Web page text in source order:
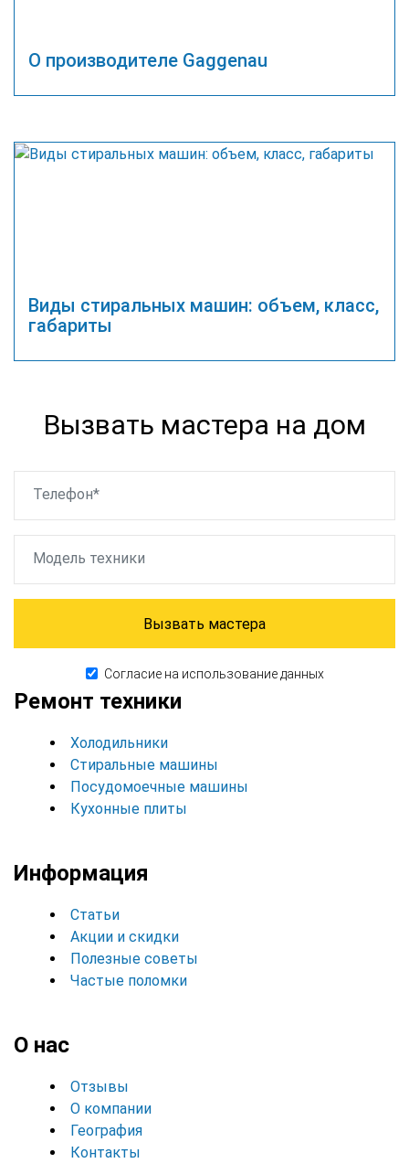
О производителе Gaggenau
Виды стиральных машин: объем, класс,
габариты
Вызвать мастера на дом
Вызвать мастера
Cогласие на использование данных
Ремонт техники
Холодильники
Стиральные машины
Посудомоечные машины
Кухонные плиты
Информация
Статьи
Акции и скидки
Полезные советы
Частые поломки
О нас
Отзывы
О компании
География
Контакты